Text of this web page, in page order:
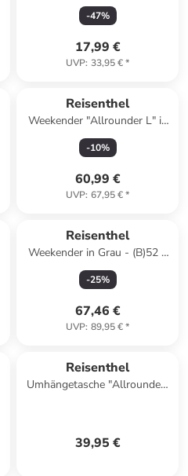
Schwarz/ Weiß
-47%
17,99 €
UVP: 33,95 €*
Reisenthel
Weekender "Allrounder L" in
Dunkelblau - (B)48 x (H)39,5 x
(T)29 cm
-10%
60,99 €
UVP: 67,95 €*
Reisenthel
Weekender in Grau - (B)52 x
(H)37 x (T)21 cm
-25%
67,46 €
UVP: 89,95 €*
Reisenthel
Umhängetasche "Allrounder"
39,95 €